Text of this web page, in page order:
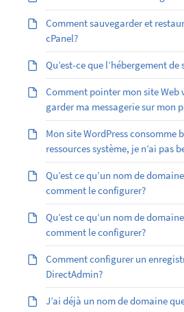
Comment sauvegarder et
cPanel?
Qu’est-ce que l’hébergement de
Comment pointer mon site Web
garder ma messagerie sur mon
Mon site WordPress consomme
ressources système, je n’ai pas
Qu’est ce qu’un nom de
comment le configurer?
Qu’est ­ce qu’un nom de
comment le configurer?
Comment configurer un
DirectAdmin?
J’ai déjà un nom de domaine